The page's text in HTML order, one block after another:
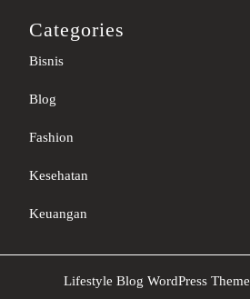
Categories
Bisnis
Blog
Fashion
Kesehatan
Keuangan
Lifestyle Blog WordPress Theme